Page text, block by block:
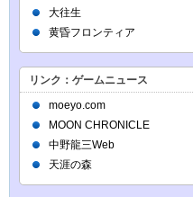
大往生
黄昏フロンティア
リンク：ゲームニュース
moeyo.com
MOON CHRONICLE
中野龍三Web
天涯の森